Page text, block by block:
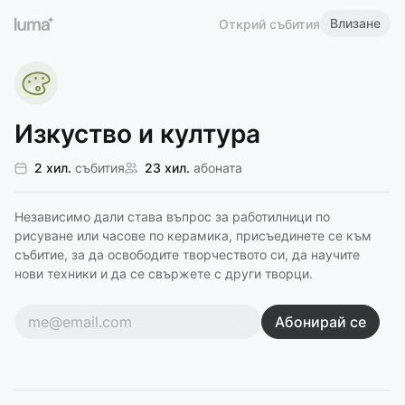
Открий събития Влизане
Изкуство и култура
2 хил. събития 23 хил. абоната
Независимо дали става въпрос за работилници по
рисуване или часове по керамика, присъединете се към
събитие, за да освободите творчеството си, да научите
нови техники и да се свържете с други творци.
Абонирай се